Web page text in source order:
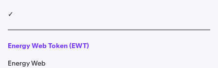
✓
Energy Web Token (EWT)
Energy Web